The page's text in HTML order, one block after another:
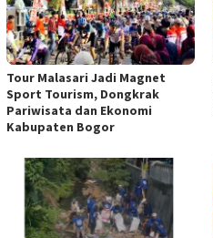
Tour Malasari Jadi Magnet
Sport Tourism, Dongkrak
Pariwisata dan Ekonomi
Kabupaten Bogor